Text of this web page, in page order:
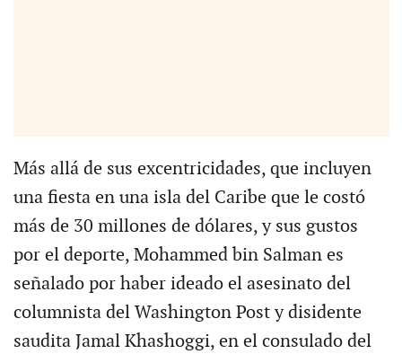
Más allá de sus excentricidades, que incluyen
una fiesta en una isla del Caribe que le costó
más de 30 millones de dólares, y sus gustos
por el deporte, Mohammed bin Salman es
señalado por haber ideado el asesinato del
columnista del Washington Post y disidente
saudita Jamal Khashoggi, en el consulado del